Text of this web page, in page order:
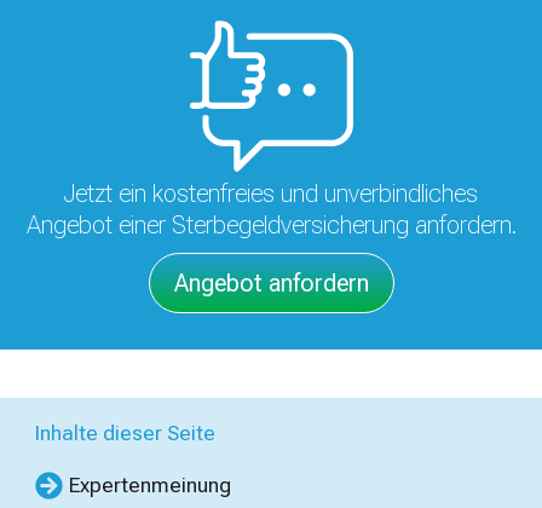
Jetzt ein kostenfreies und unverbindliches
Angebot einer Sterbegeldversicherung anfordern.
Angebot anfordern
Inhalte dieser Seite
Expertenmeinung